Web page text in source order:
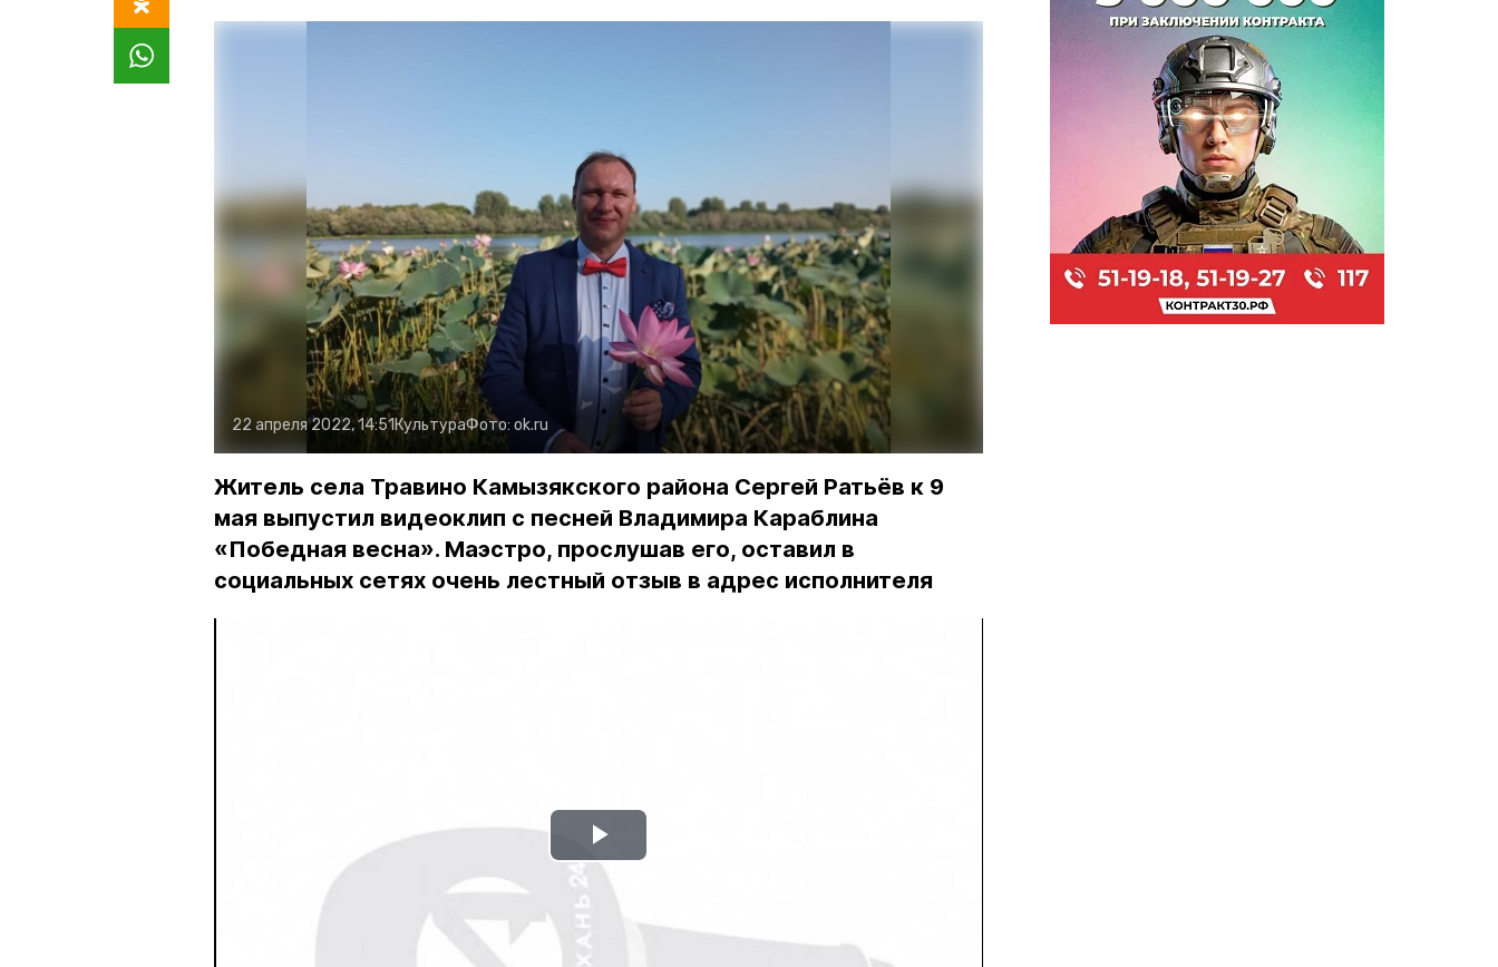
22 апреля 2022, 14:51 КультураФото: ok.ru
Житель села Травино Камызякского района Сергей Ратьёв к 9
мая выпустил видеоклип с песней Владимира Караблина
«Победная весна». Маэстро, прослушав его, оставил в
социальных сетях очень лестный отзыв в адрес исполнителя
Play
Video